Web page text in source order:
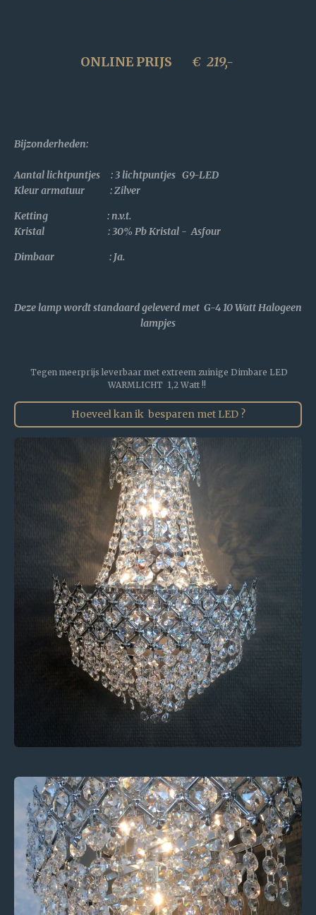
ONLINE PRIJS € 219,-
Bijzonderheden:
Aantal lichtpuntjes : 3 lichtpuntjes G9-LED
Kleur armatuur : Zilver
Ketting : n.v.t.
Kristal :30% Pb Kristal - Asfour
Dimbaar : Ja.
Deze lamp wordt standaard geleverd met G-4 10 Watt Halogeen
lampjes
Tegen meerprijs leverbaar met extreem zuinige Dimbare LED
WARMLICHT 1,2 Watt !!
Hoeveel kan ik besparen met LED ?